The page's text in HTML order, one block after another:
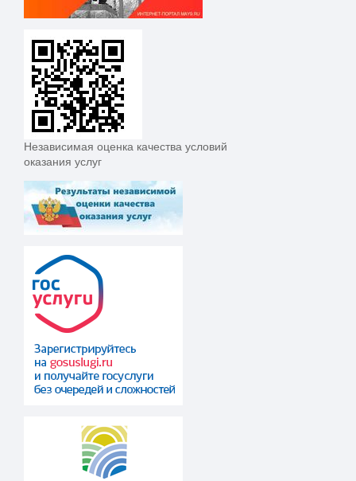
Независимая оценка качества условий
оказания услуг